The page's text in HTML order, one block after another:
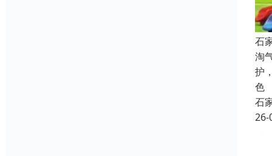
石
淘
护
色
石
26-